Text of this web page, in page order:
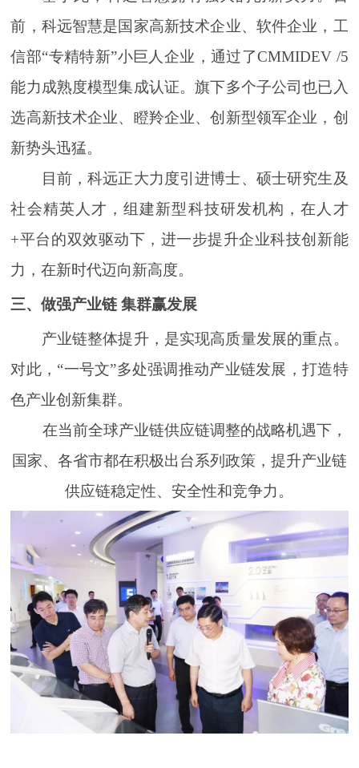
前，科远智慧是国家高新技术企业、软件企业，工
信部“专精特新”小巨人企业，通过了CMMIDEV /5
能力成熟度模型集成认证。旗下多个子公司也已入
选高新技术企业、瞪羚企业、创新型领军企业，创
新势头迅猛。
目前，科远正大力度引进博士、硕士研究生及
社会精英人才，组建新型科技研发机构，在人才
+平台的双效驱动下，进一步提升企业科技创新能
力，在新时代迈向新高度。
三、做强产业链 集群赢发展
产业链整体提升，是实现高质量发展的重点。
对此，“一号文”多处强调推动产业链发展，打造特
色产业创新集群。
在当前全球产业链供应链调整的战略机遇下，
国家、各省市都在积极出台系列政策，提升产业链
供应链稳定性、安全性和竞争力。